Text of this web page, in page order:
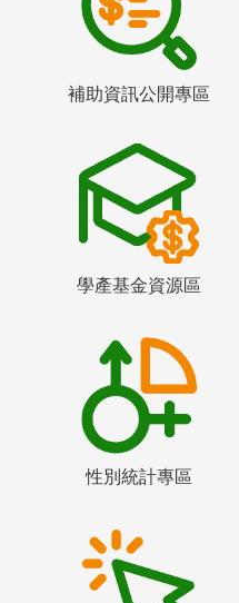
補助資訊公開專區
學產基金資源區
性別統計專區